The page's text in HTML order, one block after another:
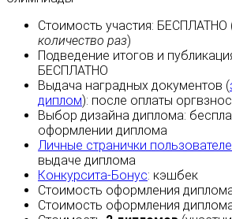
Стоимость участия: БЕСПЛАТНО
количество раз)
Подведение итогов и
БЕСПЛАТНО
Выдача наградных документов (
диплом): после оплаты
Выбор дизайна диплома:
оформлении диплома
Личные странички
выдаче диплома
Конкурсита-Бонус: кэшбек
Стоимость оформления
Стоимость оформления